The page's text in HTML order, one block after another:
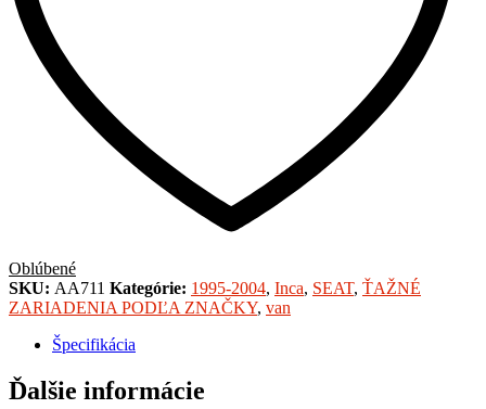
Oblúbené
SKU: AA711 Kategórie: 1995-2004, Inca, SEAT, ŤAŽNÉ
ZARIADENIA PODĽA ZNAČKY, van
Špecifikácia
Ďalšie informácie